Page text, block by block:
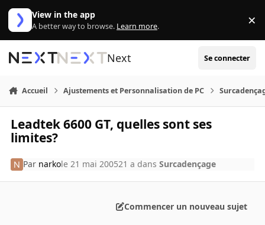
Aller au contenu
View in the app
A better way to browse. Learn more. ×
Next Se connecter
Accueil Ajustements et Personnalisation de PC
Leadtek 6600 GT, quelles sont ses
limites?
Par narkole 21 mai 200521 a dansSurcadençage
Commencer un nouveau sujet